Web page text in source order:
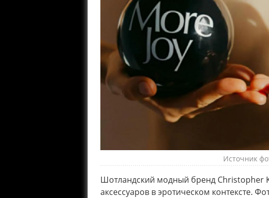
Источник
Шотландский модный бренд Christopher
аксессуаров в эротическом контексте.